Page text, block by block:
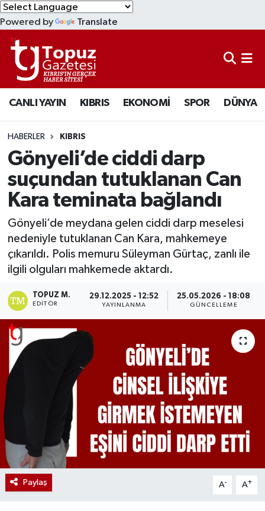
Powered by Translate
CANLI YAYIN KIBRIS EKONOMİ SPOR DÜNYA
HABERLER KIBRIS
Gönyeli’de ciddi darp
suçundan tutuklanan Can
Kara teminata bağlandı
Gönyeli’de meydana gelen ciddi darp meselesi
nedeniyle tutuklanan Can Kara, mahkemeye
çıkarıldı. Polis memuru Süleyman Gürtaç, zanlı ile
ilgili olguları mahkemede aktardı.
TOPUZ M.
EDITÖR
29.12.2025 - 12:52
YAYINLANMA
25.05.2026 - 18:08
GÜNCELLEME
Paylaş A- A+
KIBRIS
DÜNYA
EKONOMİ
MAGAZİN
SAĞLIK
SPOR
TEKNOLOJİ
TÜRKİYE
Lefkoşa Nöbetçi Eczaneler
Lefkoşa Hava Durumu
Lefkoşa Trafik Yoğunluk Haritası
Süper Lig Puan Durumu ve Fikstür
Tüm Manşetler
Son Dakika Haberleri
Haber Arşivi